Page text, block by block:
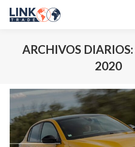
ARCHIVOS DIARIOS:
2020